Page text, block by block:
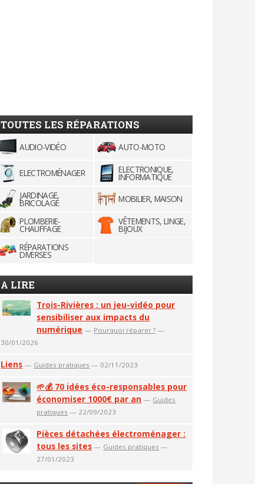
TOUTES LES RÉPARATIONS
AUDIO-VIDÉO AUTO-MOTO
ELECTROMÉNAGER ELECTRONIQUE,
INFORMATIQUE
JARDINAGE,
BRICOLAGE
MOBILIER, MAISON
PLOMBERIE-
CHAUFFAGE
VÊTEMENTS, LINGE,
BIJOUX
RÉPARATIONS
DIVERSES
A LIRE
Trois-Rivières : un jeu-vidéo pour
sensibiliser aux impacts du
numérique — Pourquoi réparer ? —
30/01/2026
Liens — Guides pratiques — 02/11/2023
🌱💰 70 idées éco-responsables pour
économiser 1000€ par an — Guides
pratiques — 22/09/2023
Pièces détachées électroménager :
tous les sites — Guides pratiques —
27/01/2023